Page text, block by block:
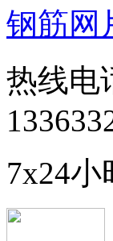
钢筋网
热线电
7x24